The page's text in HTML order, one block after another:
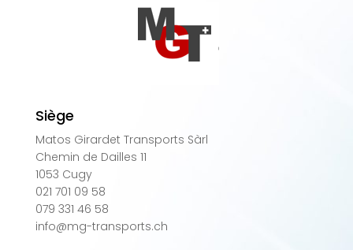
Siège
Matos Girardet Transports Sàrl
Chemin de Dailles 11
1053 Cugy
021 701 09 58
079 331 46 58
info@mg-transports.ch